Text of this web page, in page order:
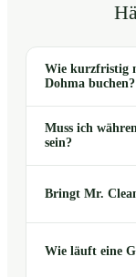
Wie kurzfristig
Dohma buchen?
Muss ich
sein?
Bringt Mr.
Wie läuft eine